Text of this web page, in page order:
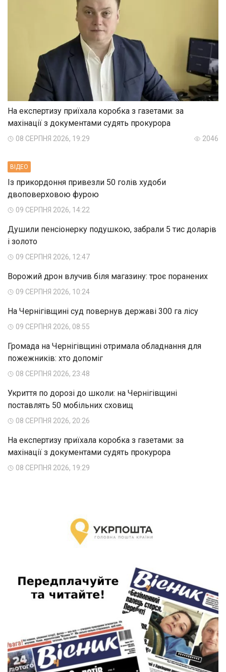
На експертизу приїхала коробка з газетами: за
махінації з документами судять прокурора
08 СЕРПНЯ 2026, 19:29 2046
ВIДЕО
Із прикордоння привезли 50 голів худоби
двоповерховою фурою
09 СЕРПНЯ 2026, 14:22
Душили пенсіонерку подушкою, забрали 5 тис доларів
і золото
09 СЕРПНЯ 2026, 12:47
Ворожий дрон влучив біля магазину: троє поранених
09 СЕРПНЯ 2026, 10:24
На Чернігівщині суд повернув державі 300 га лісу
09 СЕРПНЯ 2026, 08:55
Громада на Чернігівщині отримала обладнання для
пожежників: хто допоміг
08 СЕРПНЯ 2026, 23:48
Укриття по дорозі до школи: на Чернігівщині
поставлять 50 мобільних сховищ
08 СЕРПНЯ 2026, 20:26
На експертизу приїхала коробка з газетами: за
махінації з документами судять прокурора
08 СЕРПНЯ 2026, 19:29